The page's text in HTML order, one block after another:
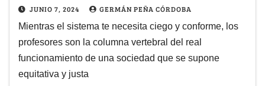
JUNIO 7, 2024 GERMÁN PEÑA CÓRDOBA
Mientras el sistema te necesita ciego y conforme, los
profesores son la columna vertebral del real
funcionamiento de una sociedad que se supone
equitativa y justa